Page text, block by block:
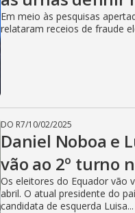
Em meio às pesquisas
relataram receios de fraude
DO R7/10/02/2025
Daniel Noboa e
vão ao 2º turno
Os eleitores do Equador vão
abril. O atual presidente do
candidata de esquerda Luisa...